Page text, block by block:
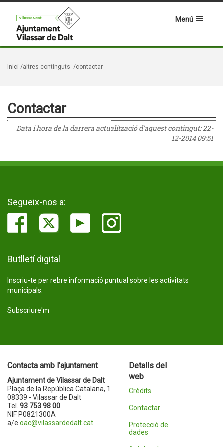
Menú
Inici /altres-continguts /contactar
Contactar
Data i hora de la darrera actualització d'aquest contingut:22-
12-2014 09:51
Segueix-nos a:
Butlletí digital
Inscriu-te per rebre informació puntual sobre les activitats
municipals.
Subscriure'm
Contacta amb l'ajuntament
Ajuntament de Vilassar de Dalt
Plaça de la República Catalana, 1
08339 - Vilassar de Dalt
Tel. 93 753 98 00
NIF P0821300A
a/e oac@vilassardedalt.cat
Detalls del
web
Crèdits
Contactar
Protecció de
dades